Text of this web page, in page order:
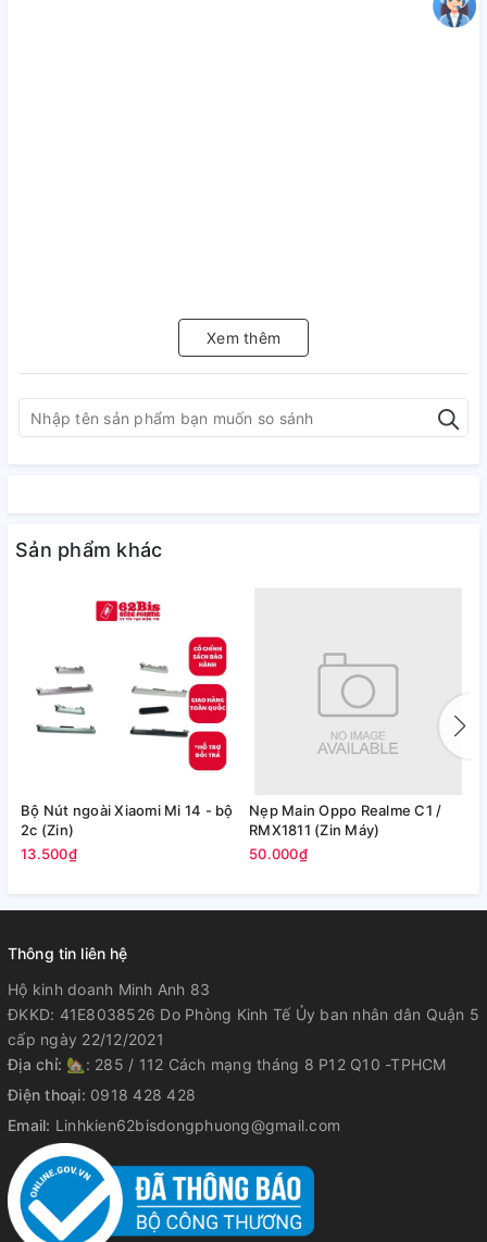
Xem thêm
Sản phẩm khác
Bộ Nút ngoài Xiaomi Mi 14 - bộ
2c (Zin)
13.500₫
Nẹp Main Oppo Realme C1 /
RMX1811 (Zin Máy)
50.000₫
Thông tin liên hệ
Hộ kinh doanh Minh Anh 83
ĐKKD: 41E8038526 Do Phòng Kinh Tế Ủy ban nhân dân Quận 5
cấp ngày 22/12/2021
Địa chỉ: 🏡: 285 / 112 Cách mạng tháng 8 P12 Q10 -TPHCM
Điện thoại: 0918 428 428
Email: Linhkien62bisdongphuong@gmail.com